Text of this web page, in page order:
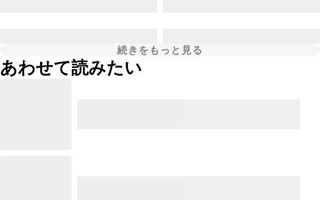
続きをもっと見る
あわせて読みたい